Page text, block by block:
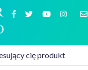
cię produkt